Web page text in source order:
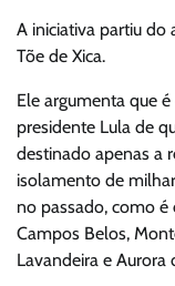
A iniciativa partiu do
Tõe de Xica.
Ele argumenta que
presidente Lula de
destinado apenas a
isolamento de
no passado, como é
Campos Belos,
Lavandeira e Aurora